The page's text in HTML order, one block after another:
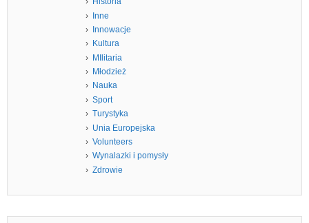
Inne
Innowacje
Kultura
MIlitaria
Młodzież
Nauka
Sport
Turystyka
Unia Europejska
Volunteers
Wynalazki i pomysły
Zdrowie